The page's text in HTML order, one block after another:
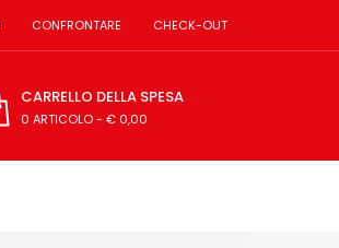
CONFRONTARE CHECK-OUT
CARRELLO DELLA SPESA
0 ARTICOLO- € 0,00